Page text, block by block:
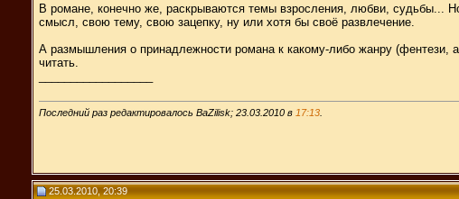
В романе, конечно же, раскрываются темы взросления, любви, судьбы...
смысл, свою тему, свою зацепку, ну или хотя бы своё развлечение.
А размышления о принадлежности романа к какому-либо жанру (фентези,
читать.
Последний раз редактировалось BaZilisk; 23.03.2010 в 17:13
25.03.2010, 20:39